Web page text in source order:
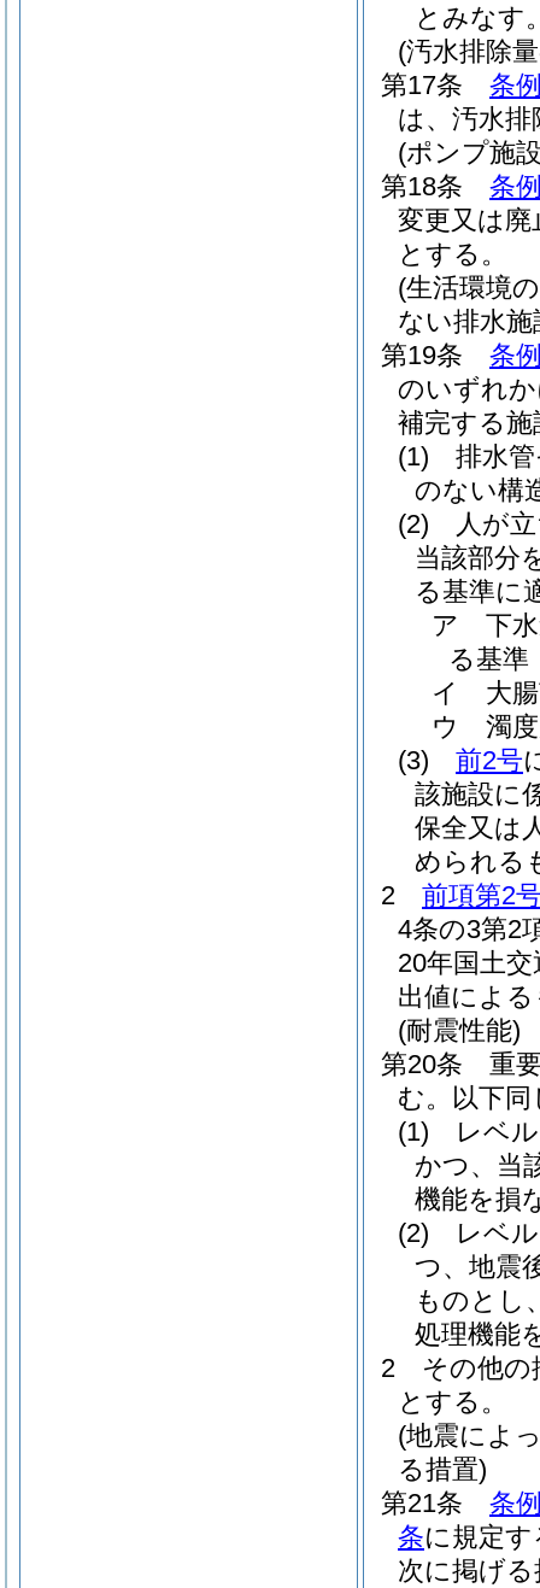
とみなす
(汚水排除
第17条
条
は、汚水排
(ポンプ施
第18条
条
変更又は廃
とする。
(生活環境
ない排水
第19条
条
のいずれ
補完する
(1)
排水
のない構
(2)
人が
当該部分
る基準に
ア
下
る基準
イ
大
ウ
濁
(3)
前2号
該施設に
保全又は
められる
2
前項第2
4条の3第2
20年国土
出値によ
(耐震性能)
第20条
重
む。以下同
(1)
レベ
かつ、当
機能を損
(2)
レベ
つ、地震
ものとし
処理機能
2
その他の
とする。
(地震によ
る措置)
第21条
条
条に規定
次に掲げ